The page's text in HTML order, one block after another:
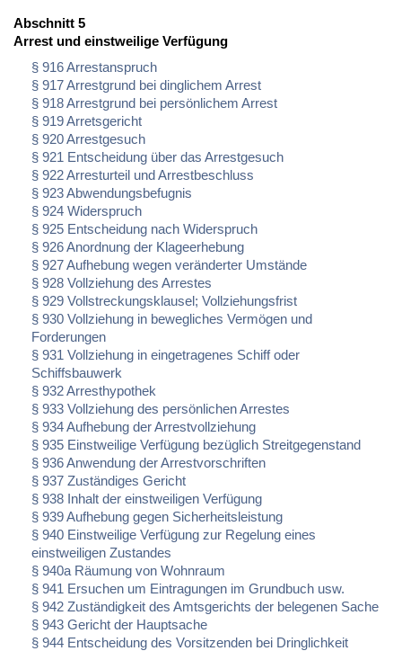
Abschnitt 5
Arrest und einstweilige Verfügung
§ 916 Arrestanspruch
§ 917 Arrestgrund bei dinglichem Arrest
§ 918 Arrestgrund bei persönlichem Arrest
§ 919 Arretsgericht
§ 920 Arrestgesuch
§ 921 Entscheidung über das Arrestgesuch
§ 922 Arresturteil und Arrestbeschluss
§ 923 Abwendungsbefugnis
§ 924 Widerspruch
§ 925 Entscheidung nach Widerspruch
§ 926 Anordnung der Klageerhebung
§ 927 Aufhebung wegen veränderter Umstände
§ 928 Vollziehung des Arrestes
§ 929 Vollstreckungsklausel; Vollziehungsfrist
§ 930 Vollziehung in bewegliches Vermögen und
Forderungen
§ 931 Vollziehung in eingetragenes Schiff oder
Schiffsbauwerk
§ 932 Arresthypothek
§ 933 Vollziehung des persönlichen Arrestes
§ 934 Aufhebung der Arrestvollziehung
§ 935 Einstweilige Verfügung bezüglich Streitgegenstand
§ 936 Anwendung der Arrestvorschriften
§ 937 Zuständiges Gericht
§ 938 Inhalt der einstweiligen Verfügung
§ 939 Aufhebung gegen Sicherheitsleistung
§ 940 Einstweilige Verfügung zur Regelung eines
einstweiligen Zustandes
§ 940a Räumung von Wohnraum
§ 941 Ersuchen um Eintragungen im Grundbuch usw.
§ 942 Zuständigkeit des Amtsgerichts der belegenen Sache
§ 943 Gericht der Hauptsache
§ 944 Entscheidung des Vorsitzenden bei Dringlichkeit